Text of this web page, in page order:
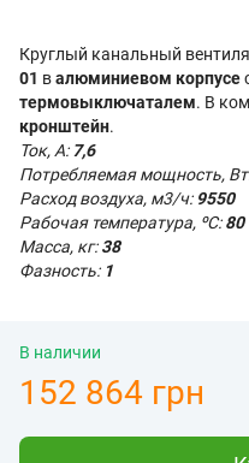
Круглый канальный
01 валюминиевом корпусе
термовыключаталем. В
кронштейн.
Ток, А: 7,6
Потребляемая мощность,
Расход воздуха, м3/ч: 9550
Рабочая температура, ºС:80
Масса, кг:38
Фазность: 1
В наличии
152 864 грн